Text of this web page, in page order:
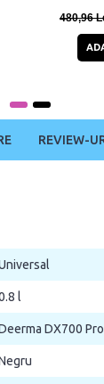
480,96
REVIEW-
l
DX700 Pro